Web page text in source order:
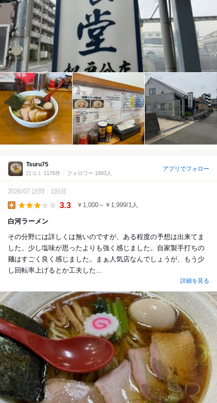
Tsuru75
口コミ 1176件 フォロワー 1993人
アプリでフォロー
2026/07 訪問 1回目
3.3 ￥1,000～￥1,999/1人
白河ラーメン
その分野には詳しくは無いのですが、ある程度の予想は出来てま
した。少し塩味が思ったよりも強く感じました。自家製手打ちの
麺はすごく良く感じました。まぁ人気店なんでしょうが、もう少
し回転率上げるとか工夫した...
詳細を見る